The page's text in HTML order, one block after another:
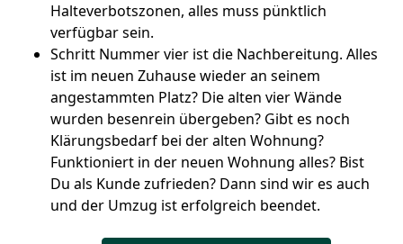
Halteverbotszonen, alles muss pünktlich
verfügbar sein.
Schritt Nummer vier ist die Nachbereitung. Alles
ist im neuen Zuhause wieder an seinem
angestammten Platz? Die alten vier Wände
wurden besenrein übergeben? Gibt es noch
Klärungsbedarf bei der alten Wohnung?
Funktioniert in der neuen Wohnung alles? Bist
Du als Kunde zufrieden? Dann sind wir es auch
und der Umzug ist erfolgreich beendet.